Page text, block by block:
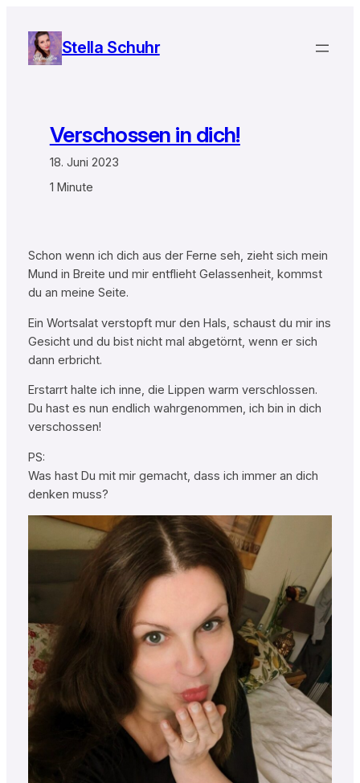
Inhalt
springen
Stella Schuhr
Verschossen in dich!
18. Juni 2023
1 Minute
Schon wenn ich dich aus der Ferne seh, zieht sich mein
Mund in Breite und mir entflieht Gelassenheit, kommst
du an meine Seite.
Ein Wortsalat verstopft mur den Hals, schaust du mir ins
Gesicht und du bist nicht mal abgetörnt, wenn er sich
dann erbricht.
Erstarrt halte ich inne, die Lippen warm verschlossen.
Du hast es nun endlich wahrgenommen, ich bin in dich
verschossen!
PS:
Was hast Du mit mir gemacht, dass ich immer an dich
denken muss?